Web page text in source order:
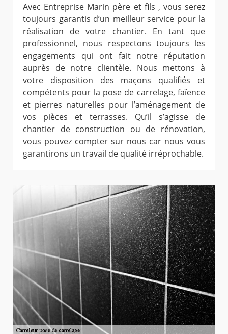
Avec Entreprise Marin père et fils , vous serez
toujours garantis d’un meilleur service pour la
réalisation de votre chantier. En tant que
professionnel, nous respectons toujours les
engagements qui ont fait notre réputation
auprès de notre clientèle. Nous mettons à
votre disposition des maçons qualifiés et
compétents pour la pose de carrelage, faïence
et pierres naturelles pour l’aménagement de
vos pièces et terrasses. Qu’il s’agisse de
chantier de construction ou de rénovation,
vous pouvez compter sur nous car nous vous
garantirons un travail de qualité irréprochable.